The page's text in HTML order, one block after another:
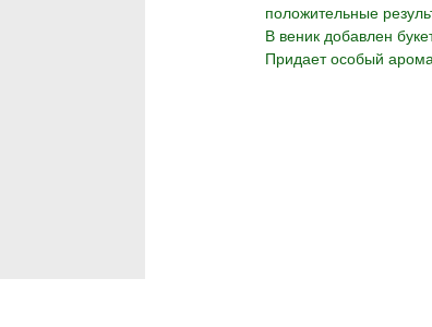
положительные
В веник добавлен
Придает особый